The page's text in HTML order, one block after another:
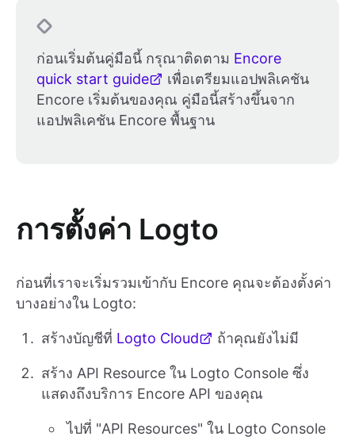
ก่อนเริ่มต้นคู่มือนี้ กรุณาติดตาม Encore
quick start guide
เพื่อเตรียมแอปพลิเคชัน
Encore เริ่มต้นของคุณ คู่มือนี้สร้างขึ้นจาก
แอปพลิเคชัน Encore พื้นฐาน
การตั้งค่า Logto
ก่อนที่เราจะเริ่มรวมเข้ากับ Encore คุณจะต้องตั้งค่า
บางอย่างใน Logto:
สร้างบัญชีที่ Logto Cloud ถ้าคุณยังไม่มี
สร้าง API Resource ใน Logto Console ซึ่ง
แสดงถึงบริการ Encore API ของคุณ
ไปที่ "API Resources" ใน Logto Console